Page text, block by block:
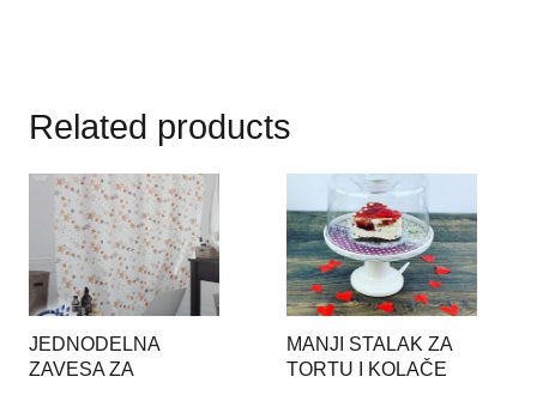
Related products
JEDNODELNA
ZAVESA ZA
MANJI STALAK ZA
TORTU I KOLAČE